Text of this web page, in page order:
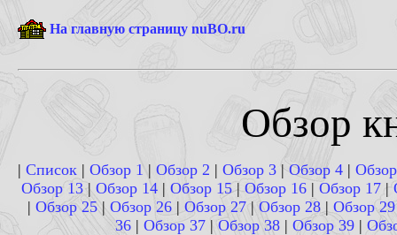
На главную страницу nuBO.ru
Обзор
| Список | Обзор 1 | Обзор 2 | Обзор 3 | Обзор 4 |
Обзор 13| Обзор 14 | Обзор 15|Обзор 16 | Обзор 17 |
| Обзор 25| Обзор 26 | Обзор 27 | Обзор 28 | Обзор 29
36| Обзор 37| Обзор 38| Обзор 39|